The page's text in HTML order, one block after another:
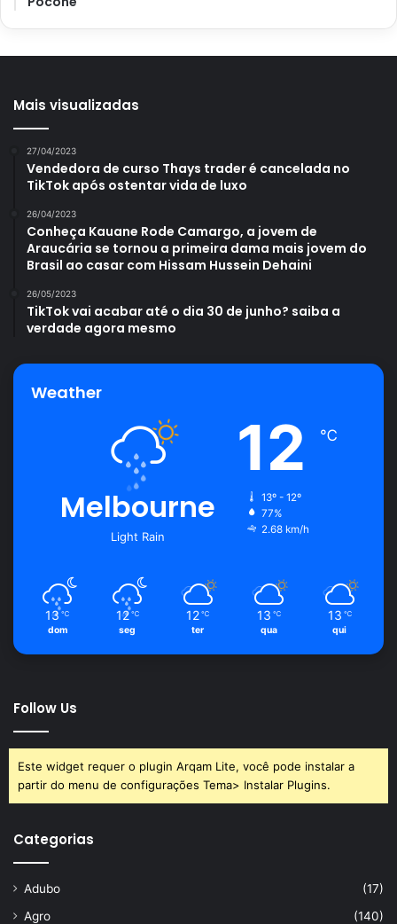
cuidados rega rega excesso
Mais visualizadas
27/04/2023
Vendedora de curso Thays trader é cancelada no
TikTok após ostentar vida de luxo
26/04/2023
Conheça Kauane Rode Camargo, a jovem de
Araucária se tornou a primeira dama mais jovem do
Brasil ao casar com Hissam Hussein Dehaini
26/05/2023
TikTok vai acabar até o dia 30 de junho? saiba a
verdade agora mesmo
Weather
Melbourne
Light Rain
12 ℃
13º - 12º
77%
2.68 km/h
13 ℃
dom
12 ℃
seg
12 ℃
ter
13 ℃
qua
13 ℃
qui
Follow Us
Este widget requer o plugin Arqam Lite, você pode instalar a
partir do menu de configurações Tema> Instalar Plugins.
Categorias
Adubo
(17)
Agro
(140)